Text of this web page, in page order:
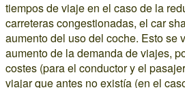
tiempos de viaje en el caso de la
carreteras congestionadas, el car
aumento del uso del coche. Esto se
aumento de la demanda de viajes,
costes (para el conductor y el
viajar que antes no existía (en el